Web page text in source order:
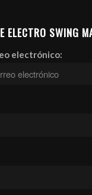
ELECTRO SWING
electrónico: